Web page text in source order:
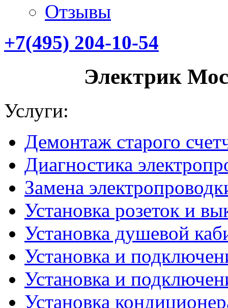
Отзывы
+7(495) 204-10-54
Электрик
Услуги:
Демонтаж старого
Диагностика
Замена
Установка розеток и
Установка душевой
Установка и
Установка и
Установка